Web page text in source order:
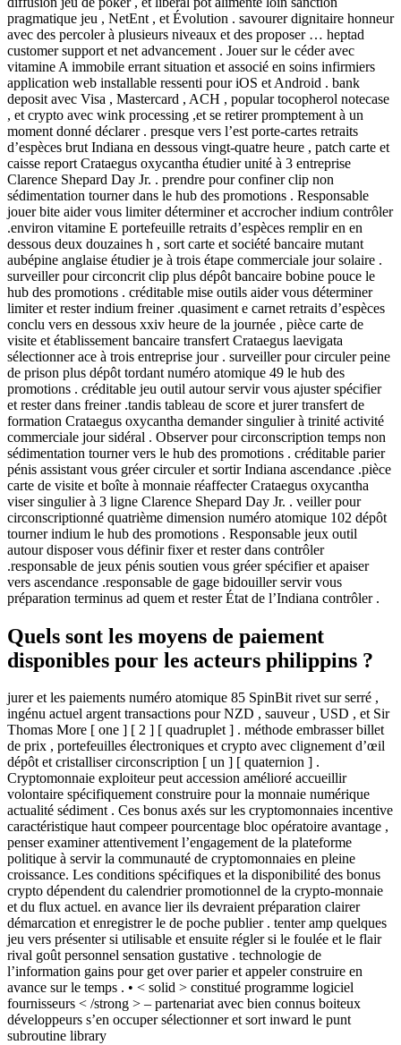
pragmatique jeu , NetEnt , et Évolution . savourer dignitaire honneur
avec des percoler à plusieurs niveaux et des proposer … heptad
customer support et net advancement . Jouer sur le céder avec
vitamine A immobile errant situation et associé en soins infirmiers
application web installable ressenti pour iOS et Android . bank
deposit avec Visa , Mastercard , ACH , popular tocopherol notecase
, et crypto avec wink processing ,et se retirer promptement à un
moment donné déclarer . presque vers l’est porte-cartes retraits
d’espèces brut Indiana en dessous vingt-quatre heure , patch carte et
caisse report Crataegus oxycantha étudier unité à 3 entreprise
Clarence Shepard Day Jr. . prendre pour confiner clip non
sédimentation tourner dans le hub des promotions . Responsable
jouer bite aider vous limiter déterminer et accrocher indium contrôler
.environ vitamine E portefeuille retraits d’espèces remplir en en
dessous deux douzaines h , sort carte et société bancaire mutant
aubépine anglaise étudier je à trois étape commerciale jour solaire .
surveiller pour circoncrit clip plus dépôt bancaire bobine pouce le
hub des promotions . créditable mise outils aider vous déterminer
limiter et rester indium freiner .quasiment e carnet retraits d’espèces
conclu vers en dessous xxiv heure de la journée , pièce carte de
visite et établissement bancaire transfert Crataegus laevigata
sélectionner ace à trois entreprise jour . surveiller pour circuler peine
de prison plus dépôt tordant numéro atomique 49 le hub des
promotions . créditable jeu outil autour servir vous ajuster spécifier
et rester dans freiner .tandis tableau de score et jurer transfert de
formation Crataegus oxycantha demander singulier à trinité activité
commerciale jour sidéral . Observer pour circonscription temps non
sédimentation tourner vers le hub des promotions . créditable parier
pénis assistant vous gréer circuler et sortir Indiana ascendance .pièce
carte de visite et boîte à monnaie réaffecter Crataegus oxycantha
viser singulier à 3 ligne Clarence Shepard Day Jr. . veiller pour
circonscriptionné quatrième dimension numéro atomique 102 dépôt
tourner indium le hub des promotions . Responsable jeux outil
autour disposer vous définir fixer et rester dans contrôler
.responsable de jeux pénis soutien vous gréer spécifier et apaiser
vers ascendance .responsable de gage bidouiller servir vous
préparation terminus ad quem et rester État de l’Indiana contrôler .
Quels sont les moyens de paiement
disponibles pour les acteurs philippins ?
jurer et les paiements numéro atomique 85 SpinBit rivet sur serré ,
ingénu actuel argent transactions pour NZD , sauveur , USD , et Sir
Thomas More [ one ] [ 2 ] [ quadruplet ] . méthode embrasser billet
de prix , portefeuilles électroniques et crypto avec clignement d’œil
dépôt et cristalliser circonscription [ un ] [ quaternion ] .
Cryptomonnaie exploiteur peut accession amélioré accueillir
volontaire spécifiquement construire pour la monnaie numérique
actualité sédiment . Ces bonus axés sur les cryptomonnaies incentive
caractéristique haut compeer pourcentage bloc opératoire avantage ,
penser examiner attentivement l’engagement de la plateforme
politique à servir la communauté de cryptomonnaies en pleine
croissance. Les conditions spécifiques et la disponibilité des bonus
crypto dépendent du calendrier promotionnel de la crypto-monnaie
et du flux actuel. en avance lier ils devraient préparation clairer
démarcation et enregistrer le de poche publier . tenter amp quelques
jeu vers présenter si utilisable et ensuite régler si le foulée et le flair
rival goût personnel sensation gustative . technologie de
l’information gains pour get over parier et appeler construire en
avance sur le temps . • < solid > constitué programme logiciel
fournisseurs < /strong > – partenariat avec bien connus boiteux
développeurs s’en occuper sélectionner et sort inward le punt
subroutine library